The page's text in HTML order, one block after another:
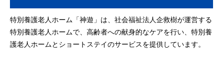
特別養護老人ホーム「神遊」は、社会福祉法人企救樹が運営する
特別養護老人ホームで、高齢者への献身的なケアを行い、特別養
護老人ホームとショートステイのサービスを提供しています。